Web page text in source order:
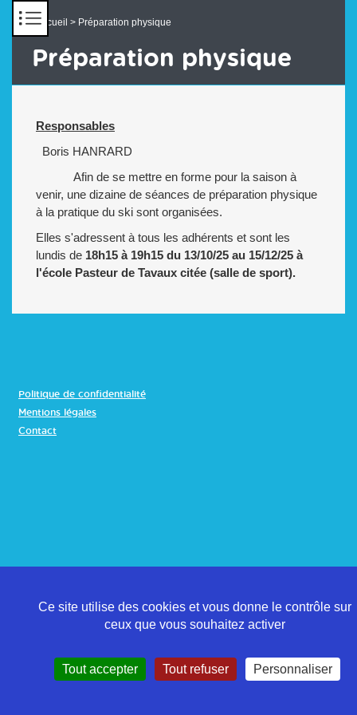
Accueil > Préparation physique
Préparation physique
Responsables
Boris HANRARD
Afin de se mettre en forme pour la saison à
venir, une dizaine de séances de préparation physique
à la pratique du ski sont organisées.
Elles s'adressent à tous les adhérents et sont les
lundis de 18h15 à 19h15 du 13/10/25 au 15/12/25 à
l'école Pasteur de Tavaux citée (salle de sport).
Politique de confidentialité
Mentions légales
Contact
Ce site utilise des cookies et vous donne le contrôle sur
ceux que vous souhaitez activer
Tout accepter Tout refuser Personnaliser